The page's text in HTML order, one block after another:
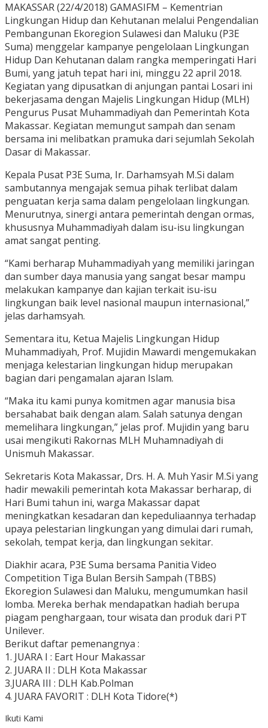
MAKASSAR (22/4/2018) GAMASIFM – Kementrian
Lingkungan Hidup dan Kehutanan melalui Pengendalian
Pembangunan Ekoregion Sulawesi dan Maluku (P3E
Suma) menggelar kampanye pengelolaan Lingkungan
Hidup Dan Kehutanan dalam rangka memperingati Hari
Bumi, yang jatuh tepat hari ini, minggu 22 april 2018.
Kegiatan yang dipusatkan di anjungan pantai Losari ini
bekerjasama dengan Majelis Lingkungan Hidup (MLH)
Pengurus Pusat Muhammadiyah dan Pemerintah Kota
Makassar. Kegiatan memungut sampah dan senam
bersama ini melibatkan pramuka dari sejumlah Sekolah
Dasar di Makassar.
Kepala Pusat P3E Suma, Ir. Darhamsyah M.Si dalam
sambutannya mengajak semua pihak terlibat dalam
penguatan kerja sama dalam pengelolaan lingkungan.
Menurutnya, sinergi antara pemerintah dengan ormas,
khususnya Muhammadiyah dalam isu-isu lingkungan
amat sangat penting.
“Kami berharap Muhammadiyah yang memiliki jaringan
dan sumber daya manusia yang sangat besar mampu
melakukan kampanye dan kajian terkait isu-isu
lingkungan baik level nasional maupun internasional,”
jelas darhamsyah.
Sementara itu, Ketua Majelis Lingkungan Hidup
Muhammadiyah, Prof. Mujidin Mawardi mengemukakan
menjaga kelestarian lingkungan hidup merupakan
bagian dari pengamalan ajaran Islam.
“Maka itu kami punya komitmen agar manusia bisa
bersahabat baik dengan alam. Salah satunya dengan
memelihara lingkungan,” jelas prof. Mujidin yang baru
usai mengikuti Rakornas MLH Muhamnadiyah di
Unismuh Makassar.
Sekretaris Kota Makassar, Drs. H. A. Muh Yasir M.Si yang
hadir mewakili pemerintah kota Makassar berharap, di
Hari Bumi tahun ini, warga Makassar dapat
meningkatkan kesadaran dan kepeduliaannya terhadap
upaya pelestarian lingkungan yang dimulai dari rumah,
sekolah, tempat kerja, dan lingkungan sekitar.
Diakhir acara, P3E Suma bersama Panitia Video
Competition Tiga Bulan Bersih Sampah (TBBS)
Ekoregion Sulawesi dan Maluku, mengumumkan hasil
lomba. Mereka berhak mendapatkan hadiah berupa
piagam penghargaan, tour wisata dan produk dari PT
Unilever.
Berikut daftar pemenangnya :
1. JUARA I : Eart Hour Makassar
2. JUARA II : DLH Kota Makassar
3.JUARA III : DLH Kab.Polman
4. JUARA FAVORIT : DLH Kota Tidore(*)
Ikuti Kami